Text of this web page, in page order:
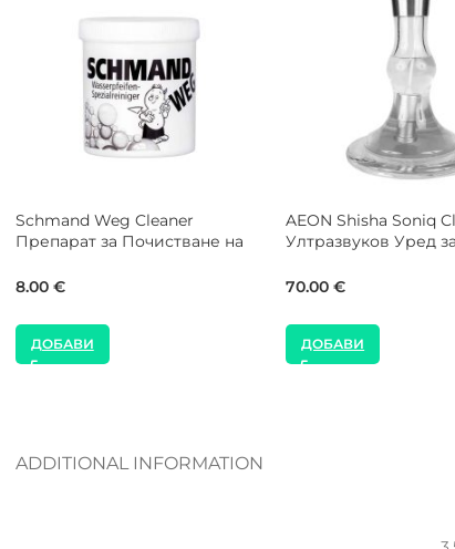
MOZE Shisha Pink Coaster
Подложка за Наргиле
16.00€
ДОБАВИ
Alpha Hookah Snake
Чинийка за Наргиле
21.00€
ДОБАВИ
ADDITIONAL INFORMATION